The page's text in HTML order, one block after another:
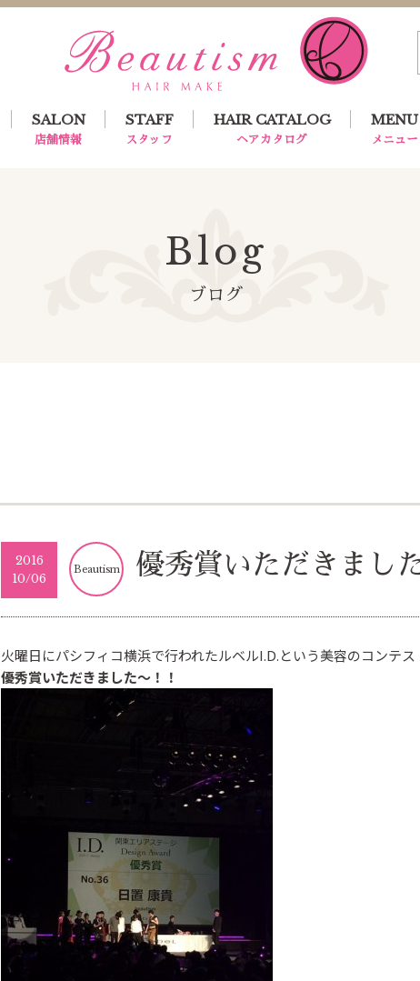
SALON
店舗情報
STAFF
スタッフ
HAIR CATALOG
ヘアカタログ
MENU
メニュー
Blog
ブログ
2016
10/06
Beautism 優秀賞いただきまし
火曜日にパシフィコ横浜で行われたルベルI.D.という美容のコンテス
優秀賞いただきました〜！！